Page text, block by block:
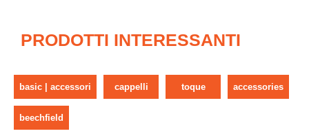
PRODOTTI INTERESSANTI
basic | accessori cappelli toque accessories
beechfield